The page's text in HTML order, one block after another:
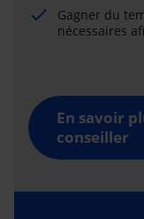
Gagner du
nécessaires
En savoir
conseiller